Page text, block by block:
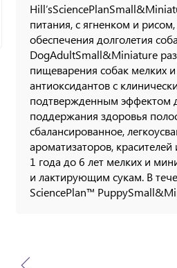
питания, с ягненком и
обеспечения долголетия
DogAdultSmall&Miniature
пищеварения собак мелких
антиоксидантов с
подтвержденным эффектом
поддержания здоровья
сбалансированное,
ароматизаторов,
1 года до 6 лет мелких и
и лактирующим сукам. В
SciencePlan™